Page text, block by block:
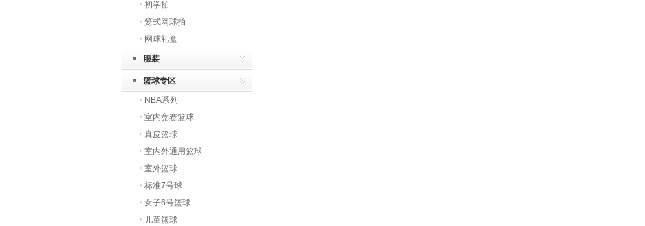
初学拍
笼式网球拍
网球礼盒
服装
篮球专区
NBA系列
室内竞赛篮球
真皮篮球
室内外通用篮球
室外篮球
标准7号球
女子6号篮球
儿童篮球